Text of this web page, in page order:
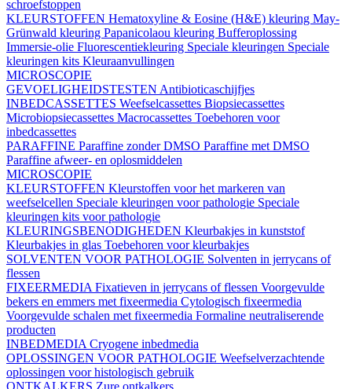
schroefstoppen
KLEURSTOFFEN Hematoxyline & Eosine (H&E) kleuring May-
Grünwald kleuring Papanicolaou kleuring Bufferoplossing
Immersie-olie Fluorescentiekleuring Speciale kleuringen Speciale
kleuringen kits Kleuraanvullingen
MICROSCOPIE
GEVOELIGHEIDSTESTEN Antibioticaschijfjes
INBEDCASSETTES Weefselcassettes Biopsiecassettes
Microbiopsiecassettes Macrocassettes Toebehoren voor
inbedcassettes
PARAFFINE Paraffine zonder DMSO Paraffine met DMSO
Paraffine afweer- en oplosmiddelen
MICROSCOPIE
KLEURSTOFFEN Kleurstoffen voor het markeren van
weefselcellen Speciale kleuringen voor pathologie Speciale
kleuringen kits voor pathologie
KLEURINGSBENODIGHEDEN Kleurbakjes in kunststof
Kleurbakjes in glas Toebehoren voor kleurbakjes
SOLVENTEN VOOR PATHOLOGIE Solventen in jerrycans of
flessen
FIXEERMEDIA Fixatieven in jerrycans of flessen Voorgevulde
bekers en emmers met fixeermedia Cytologisch fixeermedia
Voorgevulde schalen met fixeermedia Formaline neutraliserende
producten
INBEDMEDIA Cryogene inbedmedia
OPLOSSINGEN VOOR PATHOLOGIE Weefselverzachtende
oplossingen voor histologisch gebruik